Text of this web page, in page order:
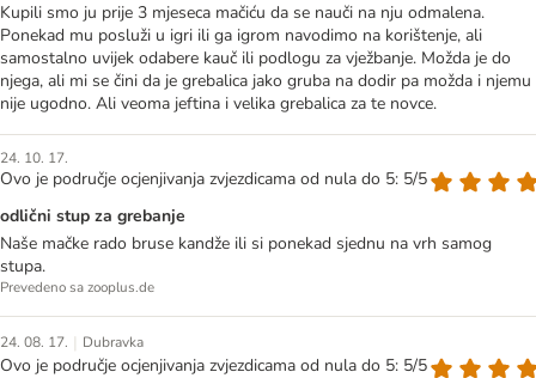
Kupili smo ju prije 3 mjeseca mačiću da se nauči na nju odmalena.
Ponekad mu posluži u igri ili ga igrom navodimo na korištenje, ali
samostalno uvijek odabere kauč ili podlogu za vježbanje. Možda je do
njega, ali mi se čini da je grebalica jako gruba na dodir pa možda i njemu
nije ugodno. Ali veoma jeftina i velika grebalica za te novce.
24. 10. 17.
Ovo je područje ocjenjivanja zvjezdicama od nula do 5: 5/5
odlični stup za grebanje
Naše mačke rado bruse kandže ili si ponekad sjednu na vrh samog
stupa.
Prevedeno sa zooplus.de
24. 08. 17. | Dubravka
Ovo je područje ocjenjivanja zvjezdicama od nula do 5: 5/5